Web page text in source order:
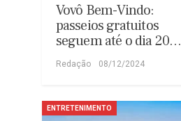
Vovô Bem-Vindo:
passeios gratuitos
seguem até o dia 20…
Redação 08/12/2024
ENTRETENIMENTO